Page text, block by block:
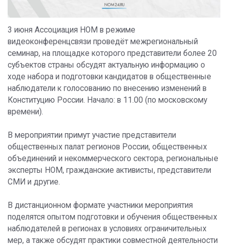
3 июня Ассоциация НОМ в режиме
видеоконференцсвязи проведёт межрегиональный
семинар, на площадке которого представители более 20
субъектов страны обсудят актуальную информацию о
ходе набора и подготовки кандидатов в общественные
наблюдатели к голосованию по внесению изменений в
Конституцию России. Начало: в 11.00 (по московскому
времени).
В мероприятии примут участие представители
общественных палат регионов России, общественных
объединений и некоммерческого сектора, региональные
эксперты НОМ, гражданские активисты, представители
СМИ и другие.
В дистанционном формате участники мероприятия
поделятся опытом подготовки и обучения общественных
наблюдателей в регионах в условиях ограничительных
мер, а также обсудят практики совместной деятельности